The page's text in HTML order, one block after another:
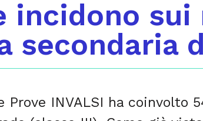
incidono
secondaria
Prove INVALSI ha coinvolto